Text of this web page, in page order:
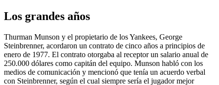
Los grandes años
Thurman Munson y el propietario de los Yankees, George
Steinbrenner, acordaron un contrato de cinco años a principios de
enero de 1977. El contrato otorgaba al receptor un salario anual de
250.000 dólares como capitán del equipo. Munson habló con los
medios de comunicación y mencionó que tenía un acuerdo verbal
con Steinbrenner, según el cual siempre sería el jugador mejor